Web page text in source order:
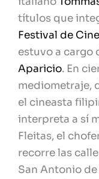
títulos que
Festival de
estuvo a cargo
Aparicio. En
mediometraje,
el cineasta
interpreta a sí
Fleitas, el
recorre las
San Antonio de